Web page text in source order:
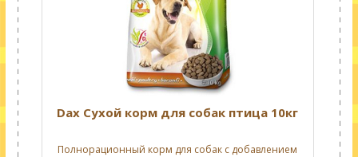
Dax Сухой корм для собак птица 10кг
Полнорационный корм для собак с добавлением